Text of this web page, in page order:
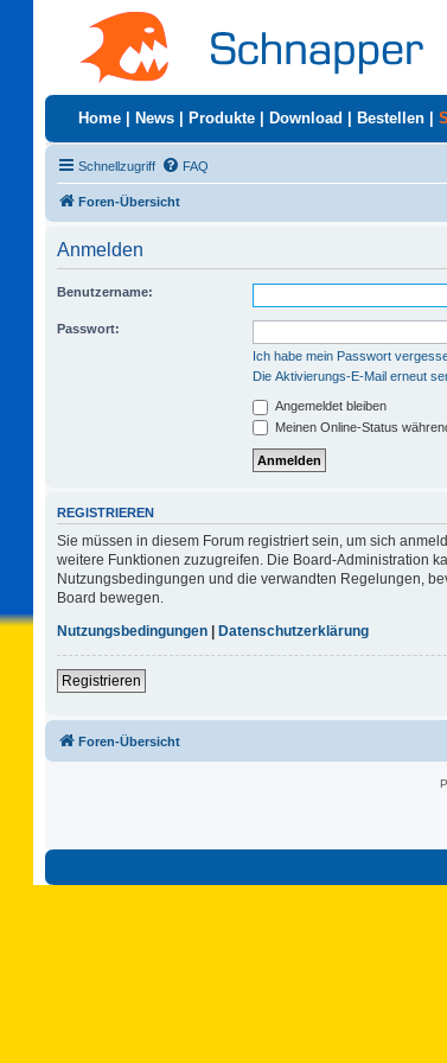
Home News Produkte Download Bestellen
Schnellzugriff FAQ
Foren-Übersicht
Anmelden
Benutzername:
Passwort:
Ich habe mein Passwort
Die Aktivierungs-E-Mail erneut
Angemeldet bleiben
Meinen Online-Status
REGISTRIEREN
Sie müssen in diesem Forum registriert sein, um sich
weitere Funktionen zuzugreifen. Die Board-Administration
Nutzungsbedingungen und die verwandten Regelungen,
Board bewegen.
Nutzungsbedingungen | Datenschutzerklärung
Registrieren
Foren-Übersicht